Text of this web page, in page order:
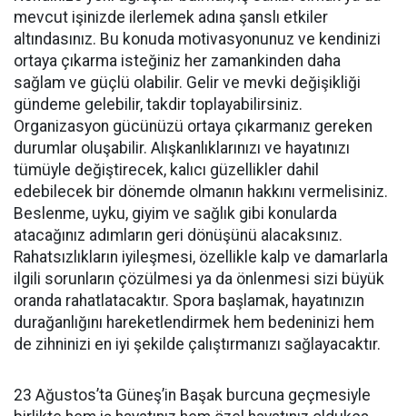
mevcut işinizde ilerlemek adına şanslı etkiler
altındasınız. Bu konuda motivasyonunuz ve kendinizi
ortaya çıkarma isteğiniz her zamankinden daha
sağlam ve güçlü olabilir. Gelir ve mevki değişikliği
gündeme gelebilir, takdir toplayabilirsiniz.
Organizasyon gücünüzü ortaya çıkarmanız gereken
durumlar oluşabilir. Alışkanlıklarınızı ve hayatınızı
tümüyle değiştirecek, kalıcı güzellikler dahil
edebilecek bir dönemde olmanın hakkını vermelisiniz.
Beslenme, uyku, giyim ve sağlık gibi konularda
atacağınız adımların geri dönüşünü alacaksınız.
Rahatsızlıkların iyileşmesi, özellikle kalp ve damarlarla
ilgili sorunların çözülmesi ya da önlenmesi sizi büyük
oranda rahatlatacaktır. Spora başlamak, hayatınızın
durağanlığını hareketlendirmek hem bedeninizi hem
de zihninizi en iyi şekilde çalıştırmanızı sağlayacaktır.
23 Ağustos’ta Güneş’in Başak burcuna geçmesiyle